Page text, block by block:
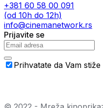
+381 60 58 00 091
(od 10h do 12h)
info@cinemanetwork.rs
Prijavite se
Prihvatate da Vam stiže